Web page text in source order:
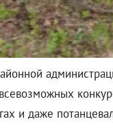
и даже